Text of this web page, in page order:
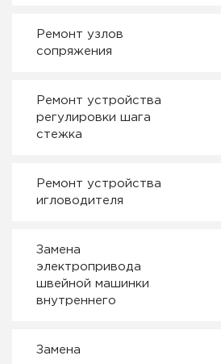
Ремонт узлов
сопряжения
Ремонт устройства
регулировки шага
стежка
Ремонт устройства
игловодителя
Замена
электропривода
швейной машинки
внутреннего
Замена